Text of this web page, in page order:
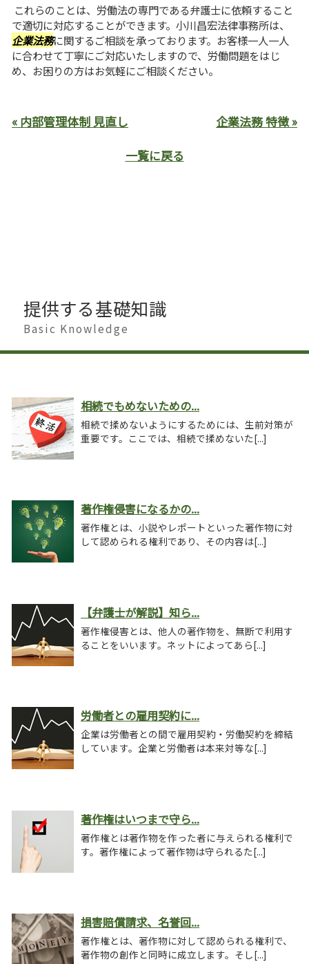
これらのことは、労働法の専門である弁護士に依頼すること
で適切に対応することができます。小川昌宏法律事務所は、
企業法務に関するご相談を承っております。お客様一人一人
に合わせて丁寧にご対応いたしますので、労働問題をはじ
め、お困りの方はお気軽にご相談ください。
« 内部管理体制 見直し
企業法務 特徴 »
一覧に戻る
提供する基礎知識
Basic Knowledge
相続でもめないための...
相続で揉めないようにするためには、生前対策が
重要です。ここでは、相続で揉めないた[...]
著作権侵害になるかの...
著作権とは、小説やレポートといった著作物に対
して認められる権利であり、その内容は[...]
【弁護士が解説】知ら...
著作権侵害とは、他人の著作物を、無断で利用す
ることをいいます。ネットによってあら[...]
労働者との雇用契約に...
企業は労働者との間で雇用契約・労働契約を締結
しています。企業と労働者は本来対等な[...]
著作権はいつまで守ら...
著作権とは著作物を作った者に与えられる権利で
す。著作権によって著作物は守られるた[...]
損害賠償請求、名誉回...
著作権とは、著作物に対して認められる権利で、
著作物の創作と同時に成立します。そし[...]